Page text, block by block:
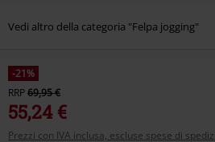
Vedi altro della categoria "Felpa jogging"
-21%
RRP69,95 €
55,24 €
Prezzi con IVA inclusa, escluse spese di